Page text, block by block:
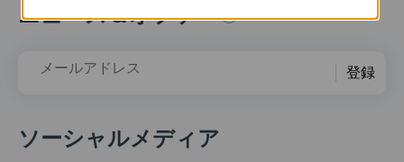
ニュース＆オファー
メールアドレス 登録
ソーシャルメディア